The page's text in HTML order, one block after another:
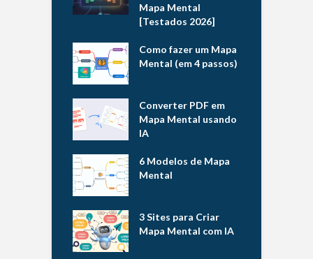
Mapa Mental
[Testados 2026]
Como fazer um Mapa
Mental (em 4 passos)
Converter PDF em
Mapa Mental usando
IA
6 Modelos de Mapa
Mental
3 Sites para Criar
Mapa Mental com IA